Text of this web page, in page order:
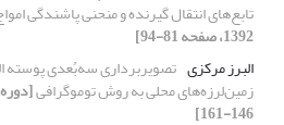
تابع‌های انتقال گیرنده و منحنی پاشندگی
1392، صفحه 81-94]
البرز مرکزی تصویربرداری سه‌بُعدی پوسته
زمین‌لرزه‌های محلی به روش توموگرافی
146-161]